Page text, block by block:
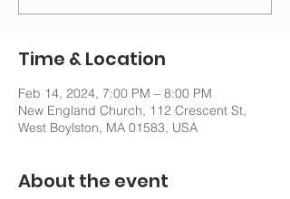
Time & Location
Feb 14, 2024, 7:00 PM – 8:00 PM
New England Church, 112 Crescent St,
West Boylston, MA 01583, USA
About the event